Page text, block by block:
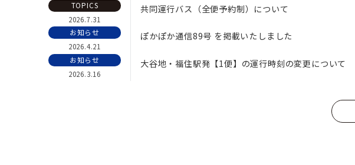
TOPICS
2026.7.31
共同運行バス（全便予約制）について
お知らせ
2026.4.21
ぽかぽか通信89号 を掲載いたしました
お知らせ
2026.3.16
大谷地・福住駅発【1便】の運行時刻の変更について